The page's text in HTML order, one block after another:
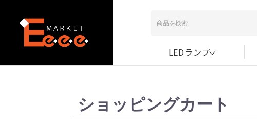
LEDランプ
ショッピングカート